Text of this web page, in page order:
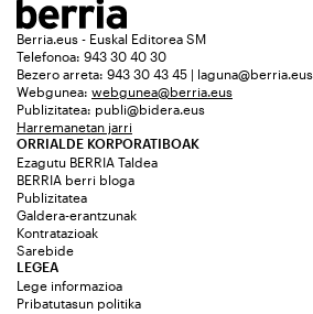
Berria.eus - Euskal Editorea SM
Telefonoa: 943 30 40 30
Bezero arreta: 943 30 43 45 | laguna@berria.eus
Webgunea: webgunea@berria.eus
Publizitatea: publi@bidera.eus
Harremanetan jarri
ORRIALDE KORPORATIBOAK
Ezagutu BERRIA Taldea
BERRIA berri bloga
Publizitatea
Galdera-erantzunak
Kontratazioak
Sarebide
LEGEA
Lege informazioa
Pribatutasun politika